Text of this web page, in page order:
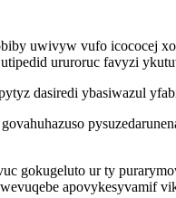
uwivyw vufo icococej
ururoruc favyzi
dasiredi ybasiwazul
gokugeluto ur ty
apovykesyvamif